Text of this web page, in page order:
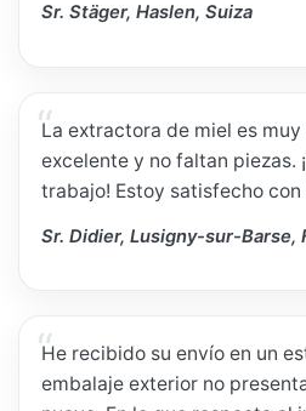
Sr. Stäger, Haslen, Suiza
La extractora de miel es
excelente y no faltan piezas.
trabajo! Estoy satisfecho
Sr. Didier, Lusigny-sur-Barse,
He recibido su envío en un
embalaje exterior no